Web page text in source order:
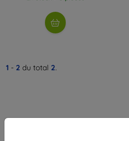
1 - 2 du total 2.